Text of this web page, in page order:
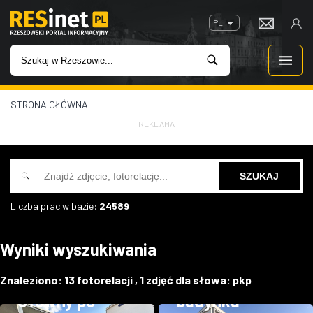
PL
WIADOMOŚCI
INWESTYCJE
IMPREZY
W KINACH
STRONA GŁÓWNA
REKLAMA
Liczba prac w bazie: 24589
Wyniki wyszukiwania
Znaleziono: 13 fotorelacji , 1 zdjęć dla słowa: pkp
otoczenie
dworca PKP
Rzeszów
Główny po
Przebudowa
budynku